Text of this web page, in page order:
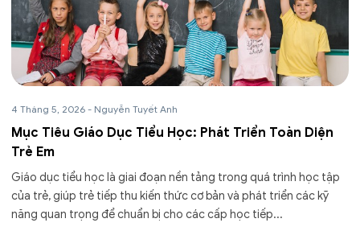
4 Tháng 5, 2026 - Nguyễn Tuyết Anh
Mục Tiêu Giáo Dục Tiểu Học: Phát Triển Toàn Diện
Trẻ Em
Giáo dục tiểu học là giai đoạn nền tảng trong quá trình học tập
của trẻ, giúp trẻ tiếp thu kiến thức cơ bản và phát triển các kỹ
năng quan trọng để chuẩn bị cho các cấp học tiếp...